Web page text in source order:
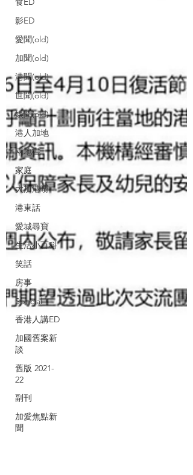
影ED
愛聞(old)
加聞(old)
港聞(old)
世聞(old)
娛聞(old)
港人加地
兩地書
家庭
大加港嘢
港東話
愛城尋寶
生活小百科
笑話
房事
Special
香港人講ED
加國舊案新
談
舊版 2021-
22
副刊
加愛焦點新
聞